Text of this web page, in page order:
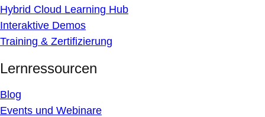
Hybrid Cloud Learning Hub
Interaktive Demos
Training & Zertifizierung
Lernressourcen
Blog
Events und Webinare